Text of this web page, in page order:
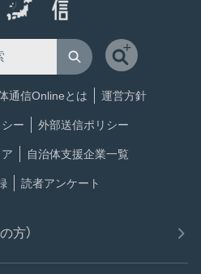
通信Onlineとは 運営方針
ー 外部送信ポリシー
自治体支援企業一覧
読者アンケート
方）